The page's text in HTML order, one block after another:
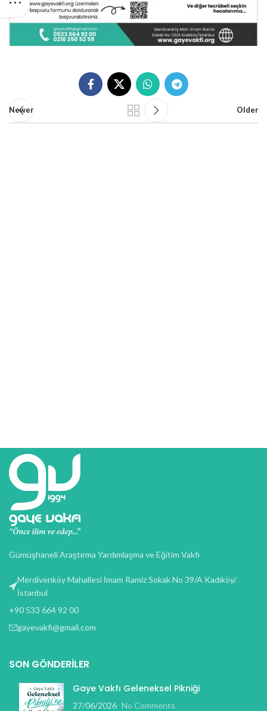
Newer Older
Gümüşhaneli Araştırma Yardımlaşma ve Eğitim Vakfı
Merdivenköy Mahallesi İmam Ramiz Sokak No 39/A Kadıköy/
İstanbul
+90 533 664 92 00
gayevakfi@gmail.com
SON GÖNDERILER
Gaye Vakfı Geleneksel Pikniği
27/06/2026 No Comments